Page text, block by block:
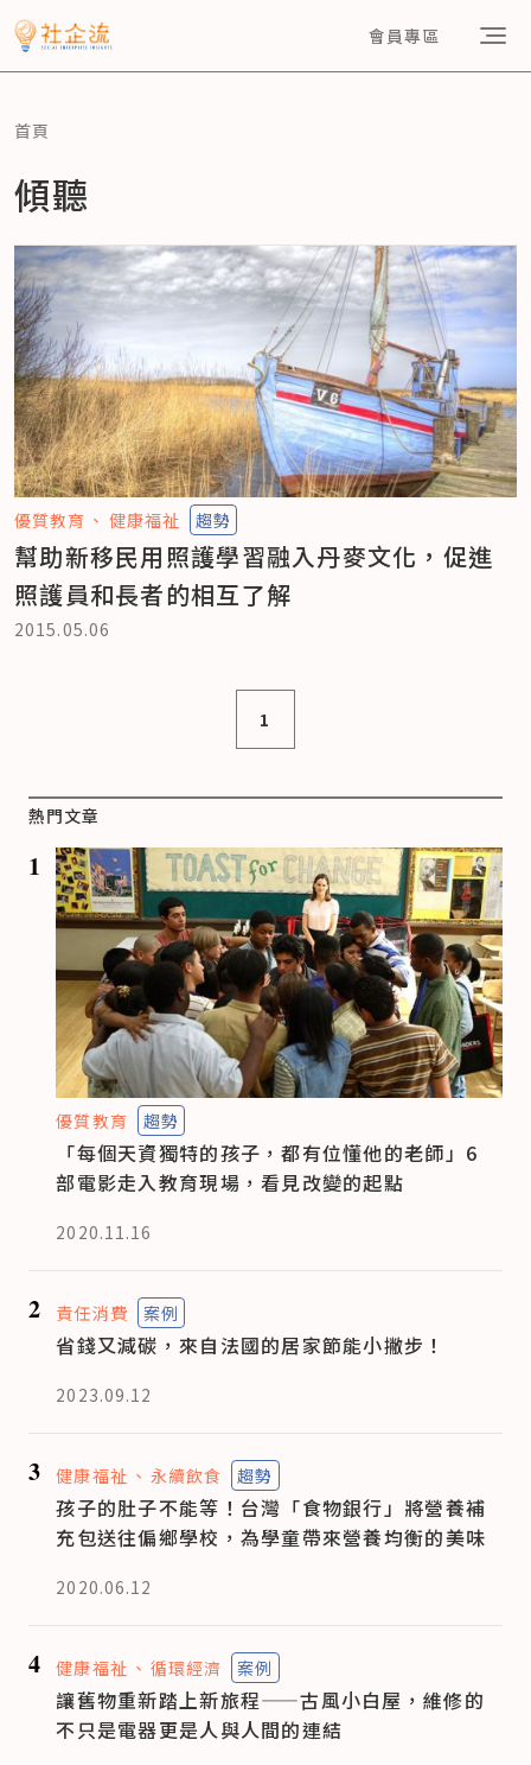
會員專區
首頁
傾聽
優質教育 健康福祉 趨勢
幫助新移民用照護學習融入丹麥文化，促進
照護員和長者的相互了解
2015.05.06
1
熱門文章
1
優質教育 趨勢
「每個天資獨特的孩子，都有位懂他的老師」6
部電影走入教育現場，看見改變的起點
2020.11.16
2 責任消費 案例
省錢又減碳，來自法國的居家節能小撇步！
2023.09.12
3 健康福祉 永續飲食 趨勢
孩子的肚子不能等！台灣「食物銀行」將營養補
充包送往偏鄉學校，為學童帶來營養均衡的美味
2020.06.12
4 健康福祉 循環經濟 案例
讓舊物重新踏上新旅程——古風小白屋，維修的
不只是電器更是人與人間的連結